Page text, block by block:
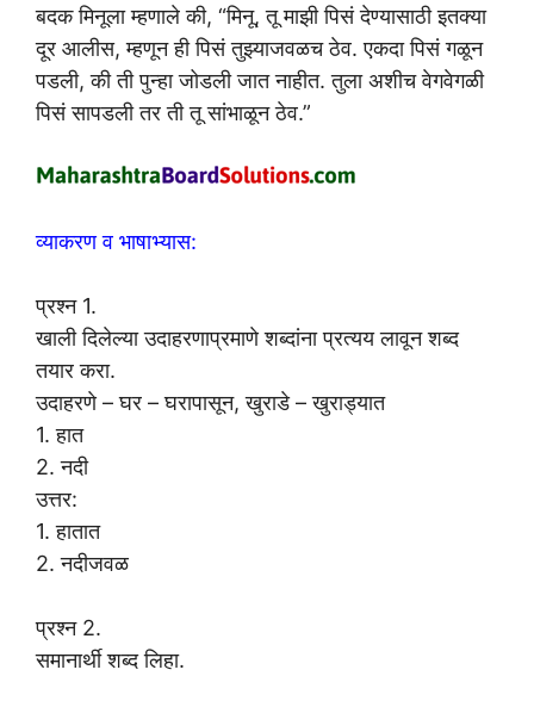
बदक मिनूला म्हणाले की, “मिनू, तू माझी पिसं देण्यासाठी इतक्या
दूर आलीस, म्हणून ही पिसं तुझ्याजवळच ठेव. एकदा पिसं गळून
पडली, की ती पुन्हा जोडली जात नाहीत. तुला अशीच वेगवेगळी
पिसं सापडली तर ती तू सांभाळून ठेव.”
व्याकरण व भाषाभ्यास:
प्रश्न 1.
खाली दिलेल्या उदाहरणाप्रमाणे शब्दांना प्रत्यय लावून शब्द
तयार करा.
उदाहरणे – घर – घरापासून, खुराडे – खुराड्यात
1. हात
2. नदी
उत्तर:
1. हातात
2. नदीजवळ
प्रश्न 2.
समानार्थी शब्द लिहा.